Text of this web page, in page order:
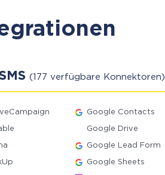
(177 verfügbare Konnektoren)
Google Contacts
Google Drive
Google Lead Form
Google Sheets